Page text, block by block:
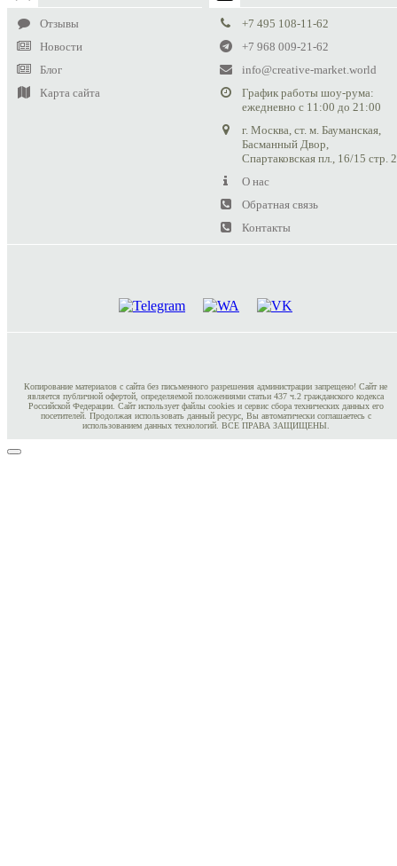
Отзывы
Новости
Блог
Карта сайта
+7 495 108-11-62
+7 968 009-21-62
info@creative-market.world
График работы шоу-рума:
ежедневно с 11:00 до 21:00
г. Москва, ст. м. Бауманская,
Басманный Двор,
Спартаковская пл., 16/15 стр. 2
О нас
Обратная связь
Контакты
Копирование материалов с сайта без письменного разрешения администрации запрещено! Сайт не
является публичной офертой, определяемой положениями статьи 437 ч.2 гражданского кодекса
Российской Федерации. Сайт использует файлы cookies и сервис сбора технических данных его
посетителей. Продолжая использовать данный ресурс, Вы автоматически соглашаетесь с
использованием данных технологий. ВСЕ ПРАВА ЗАЩИЩЕНЫ.